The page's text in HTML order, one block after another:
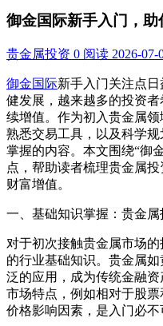
御金国际新手入门，
贵金属投资 0 阅读 2026-07-
御金国际新手入门关注点
健发展，越来越多的投资
续增值。作为初入贵金属领
熟悉交易工具，以及科学
掌握的内容。本文围绕“御
点，帮助读者梳理贵金属
财富增值。
一、基础知识掌握：贵金
对于初次接触贵金属市场
的行业基础知识。贵金属
泛的应用，成为传统金融
市场特点，例如相对于股
价格影响因素，是入门必不